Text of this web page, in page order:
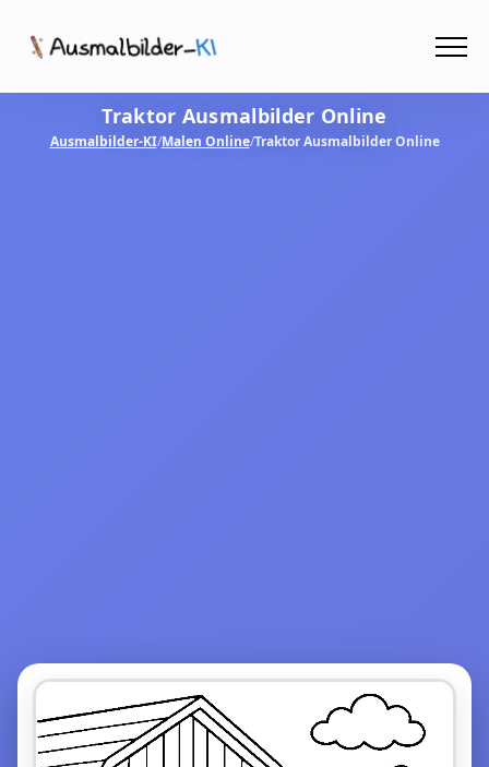
AusmalbilderTraktor Ausmalbilder Online
Ausmalbilder-KI/Malen Online/Traktor Ausmalbilder Online